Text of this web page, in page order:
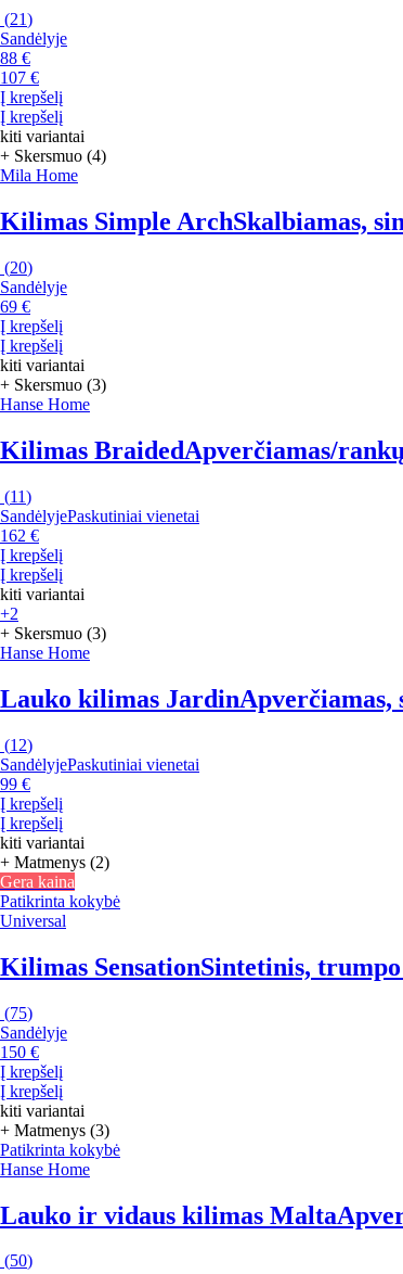
(21)
Sandėlyje
88 €
107 €
Į krepšelį
Į krepšelį
kiti variantai
+ Skersmuo (4)
Mila Home
Kilimas Simple ArchSkalbiamas,
(20)
Sandėlyje
69 €
Į krepšelį
Į krepšelį
kiti variantai
+ Skersmuo (3)
Hanse Home
Kilimas BraidedApverčiamas/
(11)
SandėlyjePaskutiniai vienetai
162 €
Į krepšelį
Į krepšelį
kiti variantai
+2
+ Skersmuo (3)
Hanse Home
Lauko kilimas JardinApverčiamas,
(12)
SandėlyjePaskutiniai vienetai
99 €
Į krepšelį
Į krepšelį
kiti variantai
+ Matmenys (2)
Gera kaina
Patikrinta kokybė
Universal
Kilimas SensationSintetinis, trumpo
(75)
Sandėlyje
150 €
Į krepšelį
Į krepšelį
kiti variantai
+ Matmenys (3)
Patikrinta kokybė
Hanse Home
Lauko ir vidaus kilimas Malta
(50)